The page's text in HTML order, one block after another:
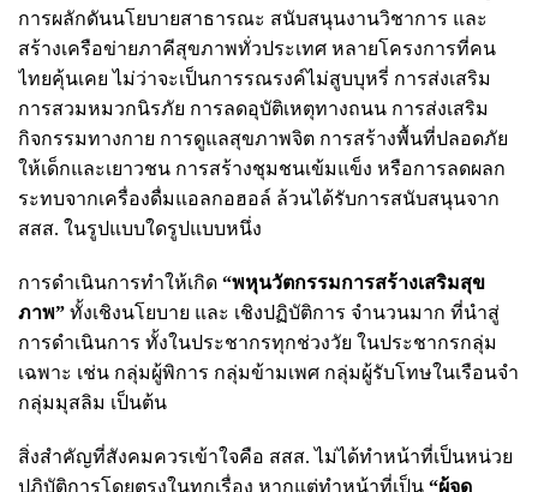
การผลักดันนโยบายสาธารณะ สนับสนุนงานวิชาการ และ
สร้างเครือข่ายภาคีสุขภาพทั่วประเทศ หลายโครงการที่คน
ไทยคุ้นเคย ไม่ว่าจะเป็นการรณรงค์ไม่สูบบุหรี่ การส่งเสริม
การสวมหมวกนิรภัย การลดอุบัติเหตุทางถนน การส่งเสริม
กิจกรรมทางกาย การดูแลสุขภาพจิต การสร้างพื้นที่ปลอดภัย
ให้เด็กและเยาวชน การสร้างชุมชนเข้มแข็ง หรือการลดผลก
ระทบจากเครื่องดื่มแอลกอฮอล์ ล้วนได้รับการสนับสนุนจาก
สสส. ในรูปแบบใดรูปแบบหนึ่ง
การดำเนินการทำให้เกิด “พหุนวัตกรรมการสร้างเสริมสุข
ภาพ” ทั้งเชิงนโยบาย และ เชิงปฏิบัติการ จำนวนมาก ที่นำสู่
การดำเนินการ ทั้งในประชากรทุกช่วงวัย ในประชากรกลุ่ม
เฉพาะ เช่น กลุ่มผู้พิการ กลุ่มข้ามเพศ กลุ่มผู้รับโทษในเรือนจำ
กลุ่มมุสลิม เป็นต้น
สิ่งสำคัญที่สังคมควรเข้าใจคือ สสส. ไม่ได้ทำหน้าที่เป็นหน่วย
ปฏิบัติการโดยตรงในทุกเรื่อง หากแต่ทำหน้าที่เป็น “ผู้จุด